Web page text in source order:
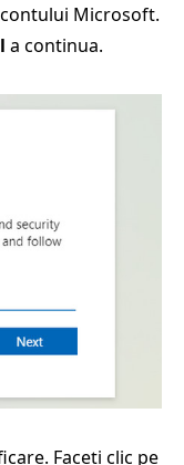
Microsoft.
a continua.
Faceți clic pe